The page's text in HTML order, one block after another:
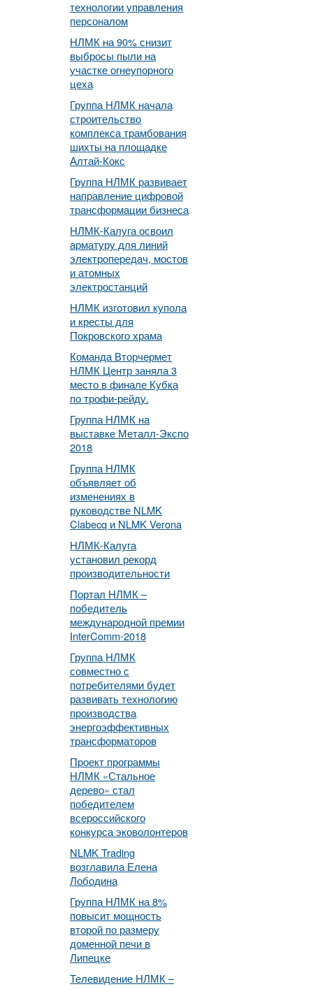
технологии управления
персоналом
НЛМК на 90% снизит
выбросы пыли на
участке огнеупорного
цеха
Группа НЛМК начала
строительство
комплекса трамбования
шихты на площадке
Алтай-Кокс
Группа НЛМК развивает
направление цифровой
трансформации бизнеса
НЛМК-Калуга освоил
арматуру для линий
электропередач, мостов
и атомных
электростанций
НЛМК изготовил купола
и кресты для
Покровского храма
Команда Вторчермет
НЛМК Центр заняла 3
место в финале Кубка
по трофи-рейду.
Группа НЛМК на
выставке Металл-Экспо
2018
Группа НЛМК
объявляет об
изменениях в
руководстве NLMK
Clabecq и NLMK Verona
НЛМК-Калуга
установил рекорд
производительности
Портал НЛМК –
победитель
международной премии
InterComm-2018
Группа НЛМК
совместно с
потребителями будет
развивать технологию
производства
энергоэффективных
трансформаторов
Проект программы
НЛМК «Стальное
дерево» стал
победителем
всероссийского
конкурса эковолонтеров
NLMK Trading
возглавила Елена
Лободина
Группа НЛМК на 8%
повысит мощность
второй по размеру
доменной печи в
Липецке
Телевидение НЛМК –